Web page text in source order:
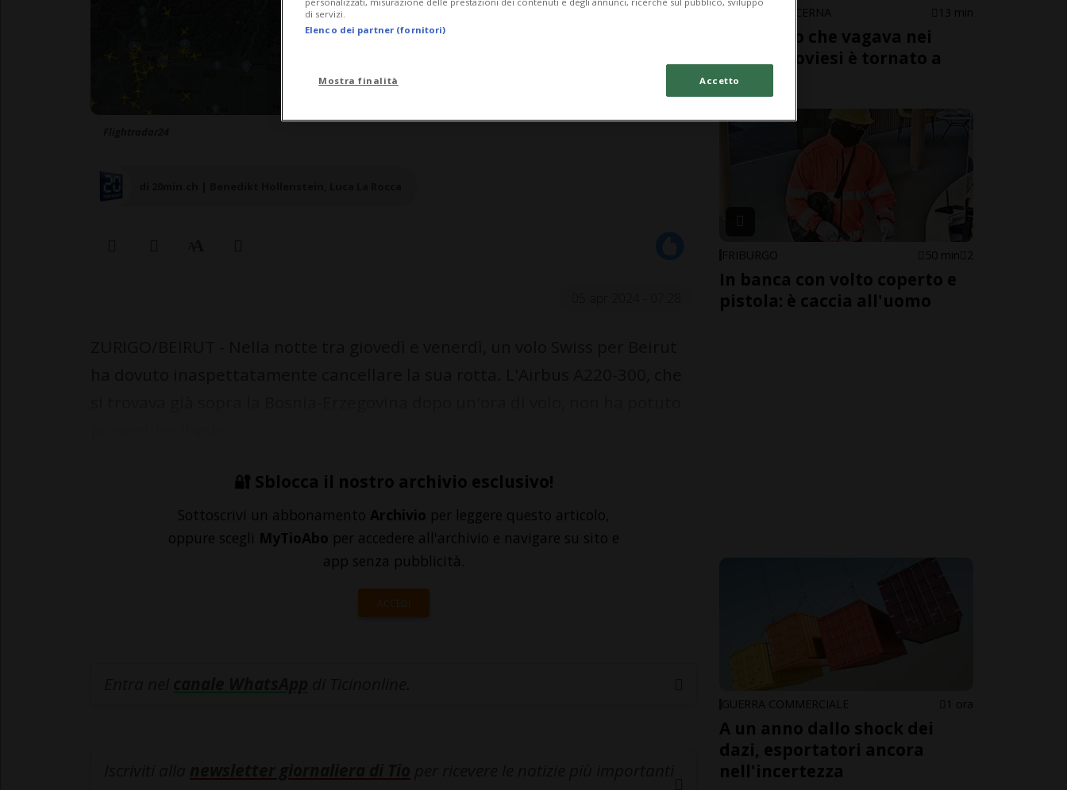
🔐 Sblocca il nostro archivio esclusivo!
Sottoscrivi un abbonamento Archivio per leggere questo articolo,
oppure scegli MyTioAbo per accedere all'archivio e navigare su sito e
app senza pubblicità.
ACCEDI
ARGOVIA / LUCERNA 13 min
Il canguro che vagava nei
prati argoviesi è tornato a
casa
FRIBURGO 50 min 2
In banca con volto coperto e
pistola: è caccia all'uomo
GUERRA COMMERCIALE 1 ora
A un anno dallo shock dei
dazi, esportatori ancora
nell'incertezza
di servizi.
Elenco dei partner (fornitori)
Mostra finalità Accetto